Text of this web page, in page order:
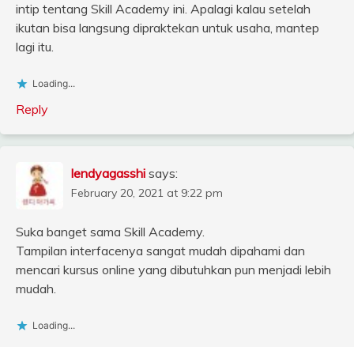
intip tentang Skill Academy ini. Apalagi kalau setelah
ikutan bisa langsung dipraktekan untuk usaha, mantep
lagi itu.
Loading...
Reply
lendyagasshi says:
February 20, 2021 at 9:22 pm
Suka banget sama Skill Academy.
Tampilan interfacenya sangat mudah dipahami dan
mencari kursus online yang dibutuhkan pun menjadi lebih
mudah.
Loading...